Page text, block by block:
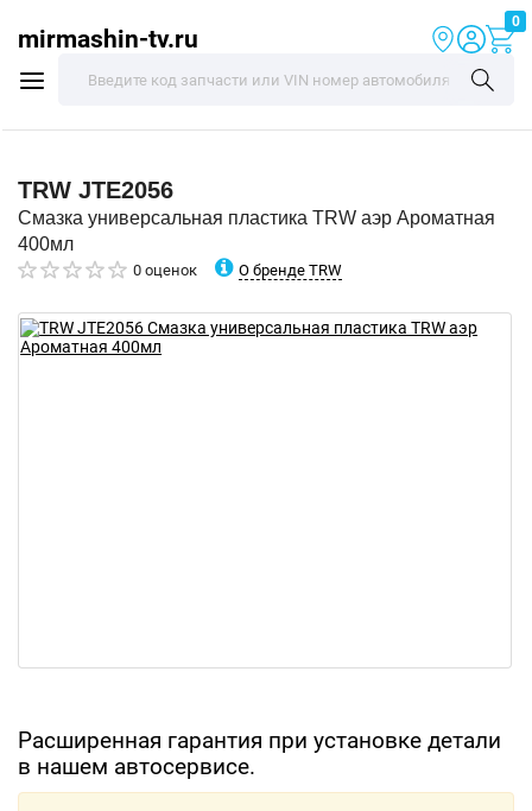
mirmashin-tv.ru
0
TRW JTE2056
Смазка универсальная пластика TRW аэр Ароматная
400мл
0 оценок О бренде TRW
Расширенная гарантия при установке детали
в нашем автосервисе.